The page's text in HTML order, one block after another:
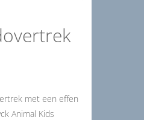
met een effen
Animal Kids